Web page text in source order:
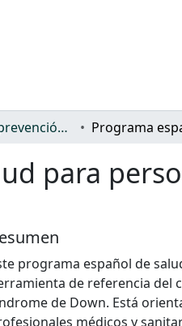
Salud: clínica, prevención, atención sanitaria y (re)habilitación
para
programa español de
de referencia del
de Down. Está
médicos y